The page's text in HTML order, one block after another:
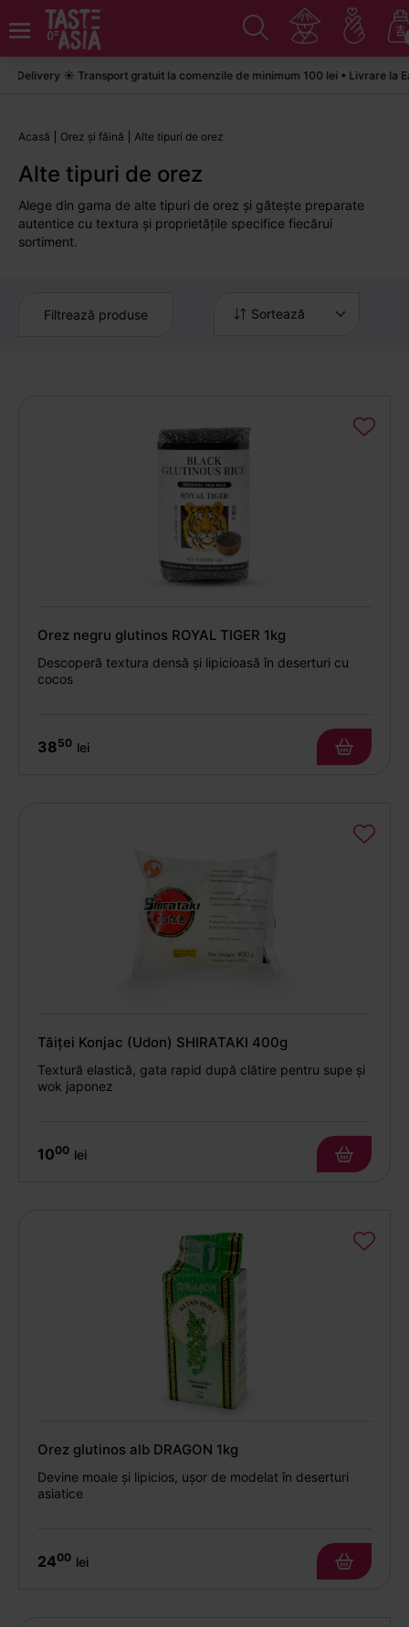
Delivery ☀️ Transport gratuit la comenzile de minimum 100 lei • Livrare la
Acasă Orez și făină Alte tipuri de orez
Alte tipuri de orez
Alege din gama de alte tipuri de orez și gătește preparate
autentice cu textura și proprietățile specifice fiecărui
sortiment.
Filtrează produse Sortează
Orez negru glutinos ROYAL TIGER 1kg
Descoperă textura densă și lipicioasă în deserturi cu
cocos
3850 lei
Tăiței Konjac (Udon) SHIRATAKI 400g
Textură elastică, gata rapid după clătire pentru supe și
wok japonez
1000 lei
Orez glutinos alb DRAGON 1kg
Devine moale și lipicios, ușor de modelat în deserturi
asiatice
2400 lei